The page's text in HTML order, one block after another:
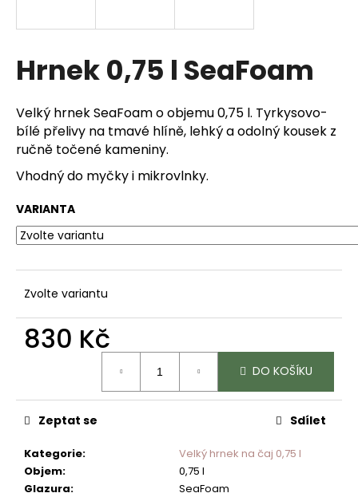
Hrnek 0,75 l SeaFoam
Velký hrnek SeaFoam o objemu 0,75 l. Tyrkysovo-
bílé přelivy na tmavé hlíně, lehký a odolný kousek z
ručně točené kameniny.
Vhodný do myčky i mikrovlnky.
VARIANTA
Zvolte variantu
830 Kč
DO KOŠÍKU
Kategorie:
Velký hrnek na čaj 0,75 l
Objem:
0,75 l
Glazura:
SeaFoam
Zeptat se Sdílet
í
t
?
HLEDAT
o
p
r
u
j
e
m
e